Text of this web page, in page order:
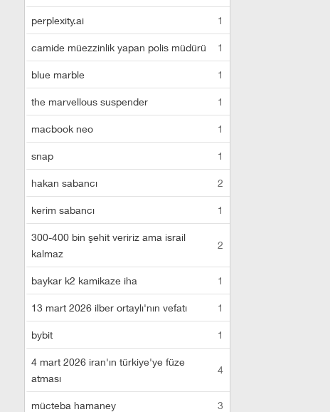
perplexity.ai 1
camide müezzinlik yapan polis müdürü 1
blue marble 1
the marvellous suspender 1
macbook neo 1
snap 1
hakan sabancı 2
kerim sabancı 1
300-400 bin şehit veririz ama israil
kalmaz
2
baykar k2 kamikaze iha 1
13 mart 2026 ilber ortaylı'nın vefatı 1
bybit 1
4 mart 2026 iran'ın türkiye'ye füze
atması
4
mücteba hamaney 3